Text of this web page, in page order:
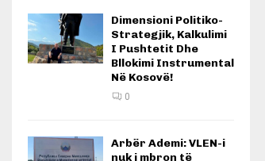
Dimensioni Politiko-
Strategjik, Kalkulimi
I Pushtetit Dhe
Bllokimi Instrumental
Në Kosovë!
0
Arbër Ademi: VLEN-i
nuk i mbron të